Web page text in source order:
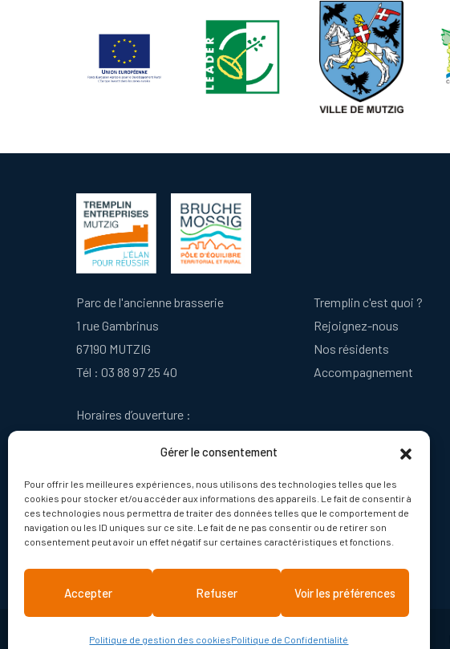
Gérer le consentement
Pour offrir les meilleures expériences, nous utilisons des technologies telles que les
cookies pour stocker et/ou accéder aux informations des appareils. Le fait de consentir à
ces technologies nous permettra de traiter des données telles que le comportement de
navigation ou les ID uniques sur ce site. Le fait de ne pas consentir ou de retirer son
consentement peut avoir un effet négatif sur certaines caractéristiques et fonctions.
Accepter Refuser Voir les préférences
Politique de gestion des cookiesPolitique de Confidentialité
Parc de l'ancienne brasserie
1 rue Gambrinus
67190 MUTZIG
Tél : 03 88 97 25 40
Horaires d’ouverture :
Tremplin c'est quoi ?
Rejoignez-nous
Nos résidents
Accompagnement
Nous contacter Facebook
Plan du site Mentions légales Politique de gestion des cookies